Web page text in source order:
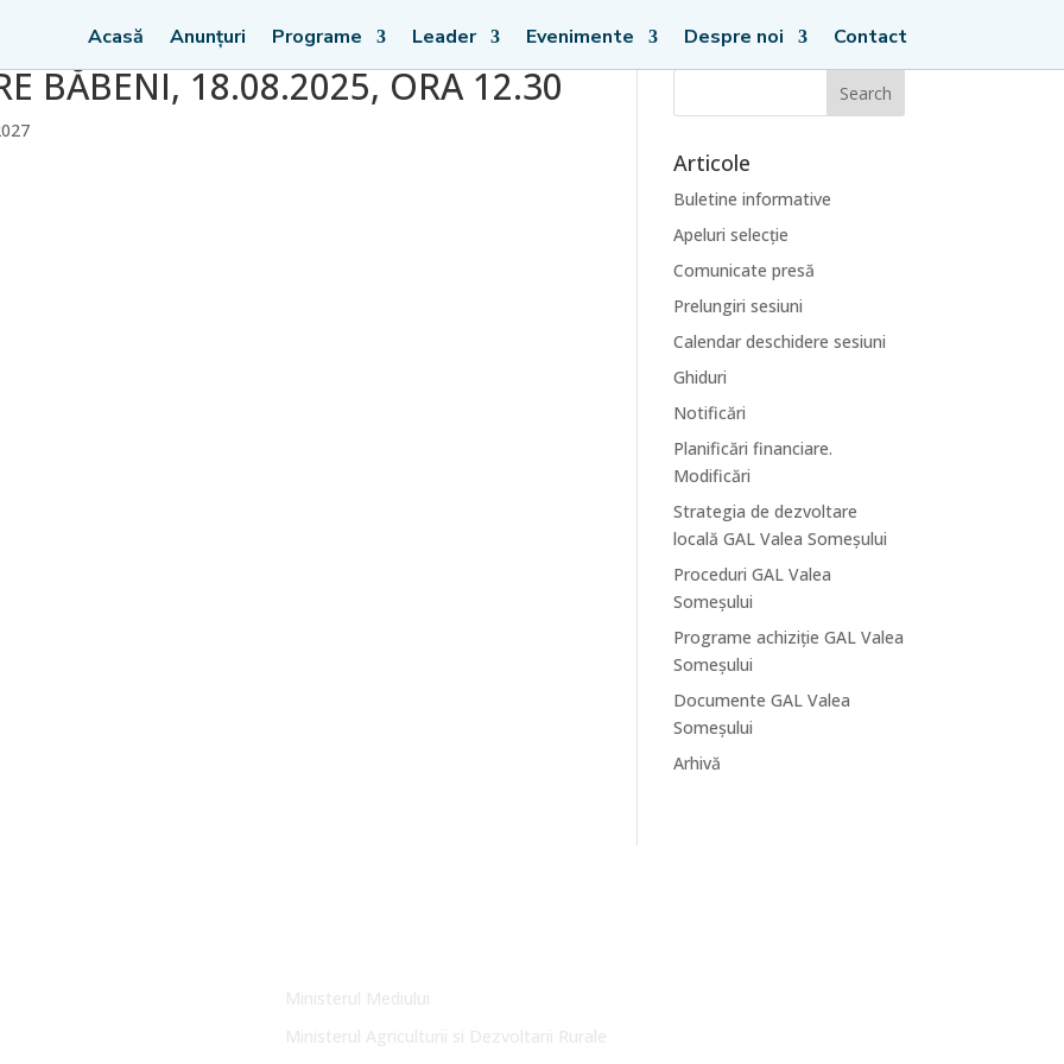
Acasă Anunțuri Programe Leader Evenimente Despre noi Contact
BĂBENI, 18.08.2025, ORA 12.30
Articole
Buletine informative
Apeluri selecție
Comunicate presă
Prelungiri sesiuni
Calendar deschidere sesiuni
Ghiduri
Notificări
Planificări financiare.
Modificări
Strategia de dezvoltare
locală GAL Valea Someșului
Proceduri GAL Valea
Someșului
Programe achiziție GAL Valea
Someșului
Documente GAL Valea
Someșului
Arhivă